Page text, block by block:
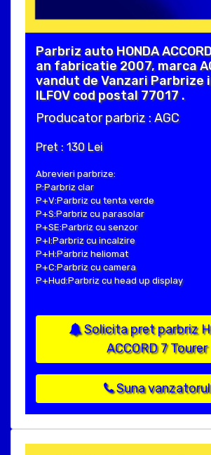
Parbriz auto HONDA
an fabricatie 2007, marca
vandut de Vanzari Parbrize
ILFOV cod postal 77017 .
Producator parbriz : AGC
Pret : 130 Lei
Abrevieri parbrize:
P:Parbriz clar
P+V:Parbriz cu tenta verde
P+S:Parbriz cu parasolar
P+SE:Parbriz cu senzor
P+I:Parbriz cu incalzire
P+H:Parbriz heliomat
P+C:Parbriz cu camera
P+Hud:Parbriz cu head up display
Solicita pret parbriz
ACCORD 7 Tourer
Suna vanzatorul